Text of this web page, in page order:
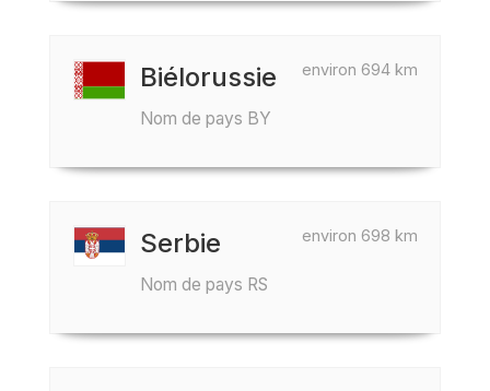
environ 694 km
Biélorussie
Nom de pays BY
environ 698 km
Serbie
Nom de pays RS